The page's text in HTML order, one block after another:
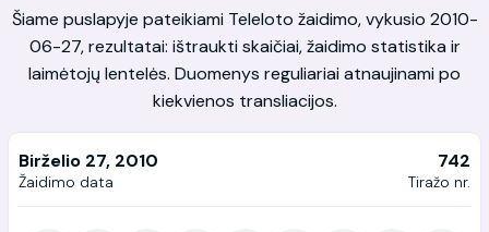
Šiame puslapyje pateikiami Teleloto žaidimo, vykusio 2010-
06-27, rezultatai: ištraukti skaičiai, žaidimo statistika ir
laimėtojų lentelės. Duomenys reguliariai atnaujinami po
kiekvienos transliacijos.
Birželio 27, 2010
Žaidimo data
742
Tiražo nr.